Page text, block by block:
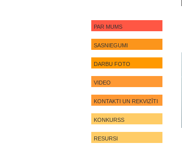
PAR MUMS
SASNIEGUMI
DARBU FOTO
VIDEO
KONTAKTI UN REKVIZĪTI
KONKURSS
RESURSI